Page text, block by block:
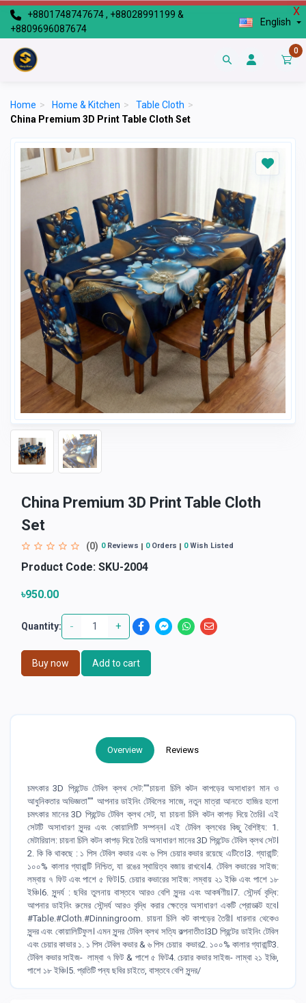
X
+8801748747674 , +88028991199 &
+8809696087674
English
0
Home > Home & Kitchen > Table Cloth >
China Premium 3D Print Table Cloth Set
China Premium 3D Print Table Cloth
Set
(0) 0Reviews 0Orders 0Wish Listed
Product Code: SKU-2004
৳950.00
Quantity: - +
Buy now Add to cart
Overview Reviews
চমৎকার 3D প্রিন্টেড টেবিল ক্লথ সেট:""চায়না চিলি কটন কাপড়ের অসাধারণ মান ও
আধুনিকতার অভিজ্ঞতা"" আপনার ডাইনিং টেবিলের সাজে, নতুন মাত্রা আনতে হাজির হলো
চমৎকার মানের 3D প্রিন্টেড টেবিল ক্লথ সেট, যা চায়না চিলি কটন কাপড় দিয়ে তৈরি। এই
সেটটি অসাধারণ সুন্দর এবং কোয়ালিটি সম্পন্ন। এই টেবিল ক্লথের কিছু বৈশিষ্ট্য: 1.
মেটারিয়াল: চায়না চিলি কটন কাপড় দিয়ে তৈরি অসাধারণ মানের 3D প্রিন্টেড টেবিল ক্লথ সেট।
2. কি কি থাকছে : ১ পিস টেবিল কভার এবং ৬ পিস চেয়ার কভার রয়েছে এটিতে।3. গ্যারান্টি:
১০০% কালার গ্যারান্টি নিশ্চিত, যা রঙের স্থায়িত্ব বজায় রাখবে।4. টেবিল কভারের সাইজ:
লম্বায় ৭ ফিট এবং পাশে ৫ ফিট।5. চেয়ার কভারের সাইজ: লম্বায় ২১ ইঞ্চি এবং পাশে ১৮
ইঞ্চি।6. সুন্দর্য : ছবির তুলনায় বাস্তবে আরও বেশি সুন্দর এবং আকর্ষণীয়।7. সৌন্দর্য বৃদ্ধি:
আপনার ডাইনিং রুমের সৌন্দর্য আরও বৃদ্ধি করার ক্ষেত্রে অসাধারণ একটি প্রোডাক্ট হবে।
#Table.#Cloth.#Dinningroom. চায়না চিলি কট কাপড়ের তৈরী। ধারনার থেকেও
সুন্দর এবং কোয়ালিটিফুল। এমন সুন্দর টেবিল ক্লথ সত্যি কল্পনাতীত।3D প্রিন্টের ডাইনিং টেবিল
এবং চেয়ার কাভার ১. ১ পিস টেবিল কভার & ৬ পিস চেয়ার কভার2. ১০০% কালার গ্যারান্টি3.
টেবিল কভার সাইজ- লাম্বা ৭ ফিট & পাশে ৫ ফিট4. চেয়ার কভার সাইজ- লাম্বা ২১ ইঞ্চি,
পাশে ১৮ ইঞ্চি।5. প্রতিটি পন্য ছবির চাইতে, বাস্তবে বেশি সুন্দর/